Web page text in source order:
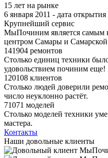
15 лет на рынке
6 января 2011 - дата
Крупнейший сервис
МыПочиним является самым
центром Самары и Самарской
141904 ремонтов
Столько единиц техники
удовольствием починим еще!
120108 клиентов
Столько людей доверили
число неуклонно растёт.
71071 моделей
Столько моделей техники
мастера.
Контакты
Наши довольные клиенты